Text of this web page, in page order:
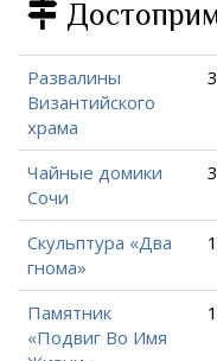
Развалины
Византийского
храма
Чайные домики
Сочи
Скульптура «Два
гнома»
Памятник
«Подвиг Во Имя